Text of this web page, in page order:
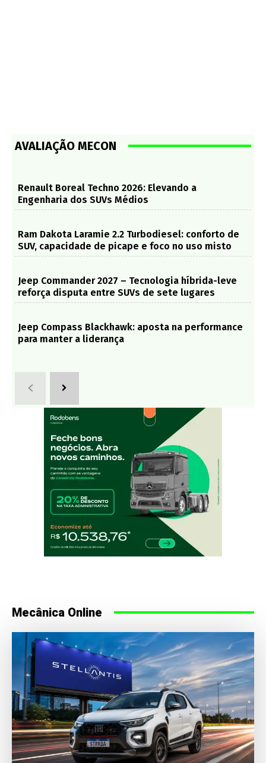
AVALIAÇÃO MECON
Renault Boreal Techno 2026: Elevando a
Engenharia dos SUVs Médios
Ram Dakota Laramie 2.2 Turbodiesel: conforto de
SUV, capacidade de picape e foco no uso misto
Jeep Commander 2027 – Tecnologia híbrida-leve
reforça disputa entre SUVs de sete lugares
Jeep Compass Blackhawk: aposta na performance
para manter a liderança
Mecânica Online